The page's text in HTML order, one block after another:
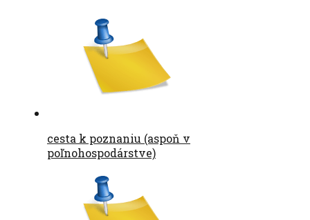
cesta k poznaniu (aspoň v
poľnohospodárstve)